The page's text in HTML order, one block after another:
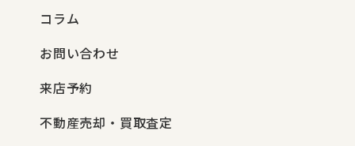
コラム
お問い合わせ
来店予約
不動産売却・買取査定